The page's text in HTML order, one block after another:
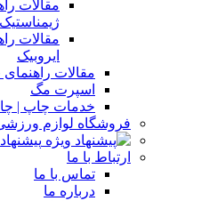
مقالات
ژیمناستیک
مقالات
ایروبیک
مقالات
اسپرت مگ
خدمات چاپ |
فروشگاه لوازم
ارتباط با ما
تماس با ما
درباره ما